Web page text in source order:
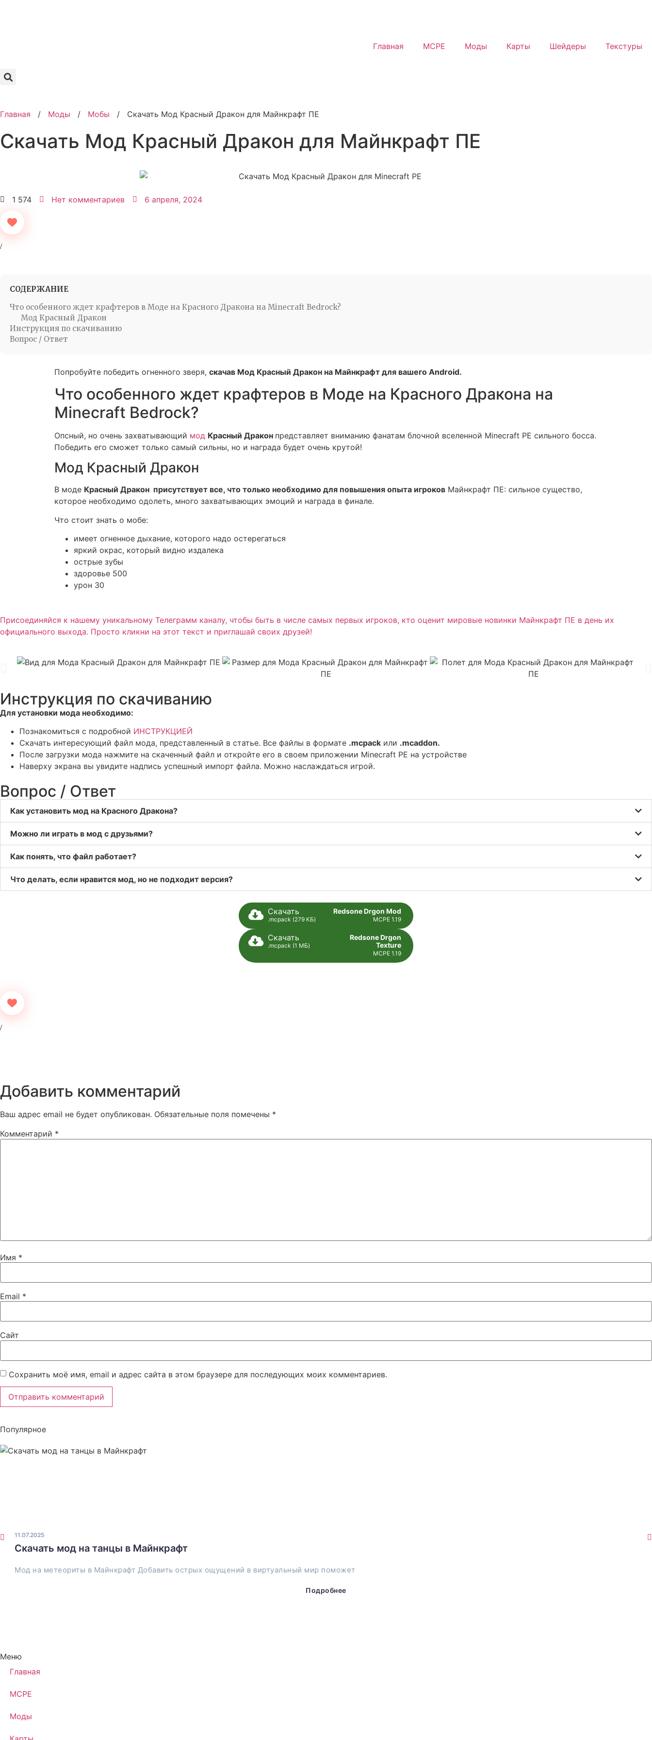
Главная MCPE Моды Карты Шейдеры Текстуры
Главная / Моды / Мобы / Скачать Мод Красный Дракон для Майнкрафт ПЕ
Скачать Мод Красный Дракон для Майнкрафт ПЕ
1 574 Нет комментариев 6 апреля, 2024
СОДЕРЖАНИЕ
Что особенного ждет крафтеров в Моде на Красного Дракона на Minecraft Bedrock?
Мод Красный Дракон
Инструкция по скачиванию
Вопрос / Ответ
Попробуйте победить огненного зверя, скачав Мод Красный Дракон на Майнкрафт для вашего Android.
Что особенного ждет крафтеров в Моде на Красного Дракона на
Minecraft Bedrock?
Опсный, но очень захватывающий мод Красный Дракон представляет вниманию фанатам блочной вселенной Minecraft PE сильного босса.
Победить его сможет только самый сильны, но и награда будет очень крутой!
Мод Красный Дракон
В моде Красный Дракон присутствует все, что только необходимо для повышения опыта игроков Майнкрафт ПЕ: сильное существо,
которое необходимо одолеть, много захватывающих эмоций и награда в финале.
Что стоит знать о мобе:
имеет огненное дыхание, которого надо остерегаться
яркий окрас, который видно издалека
острые зубы
здоровье 500
урон 30
Присоединяйся к нашему уникальному Телеграмм каналу, чтобы быть в числе самых первых игроков, кто оценит мировые новинки Майнкрафт ПЕ в день их
официального выхода. Просто кликни на этот текст и приглашай своих друзей!
Инструкция по скачиванию
Для установки мода необходимо:
Познакомиться с подробной ИНСТРУКЦИЕЙ
Скачать интересующий файл мода, представленный в статье. Все файлы в формате .mcpack или .mcaddon.
После загрузки мода нажмите на скаченный файл и откройте его в своем приложении Minecraft PE на устройстве
Наверху экрана вы увидите надпись успешный импорт файла. Можно наслаждаться игрой.
Вопрос / Ответ
Как установить мод на Красного Дракона?
Можно ли играть в мод с друзьями?
Как понять, что файл работает?
Что делать, если нравится мод, но не подходит версия?
Скачать
.mcpack (279 КБ)
Redsone Drgon Mod
MCPE 1.19
Скачать
.mcpack (1 МБ)
Redsone Drgon
Texture
MCPE 1.19
Добавить комментарий
Ваш адрес email не будет опубликован. Обязательные поля помечены *
Комментарий *
Имя *
Email *
Сайт
Сохранить моё имя, email и адрес сайта в этом браузере для последующих моих комментариев.
Популярное
Скачать мод на танцы в Майнкрафт
Мод на метеориты в Майнкрафт Добавить острых ощущений в виртуальный мир поможет
Подробнее
11.07.2025
Меню
Главная
MCPE
Моды